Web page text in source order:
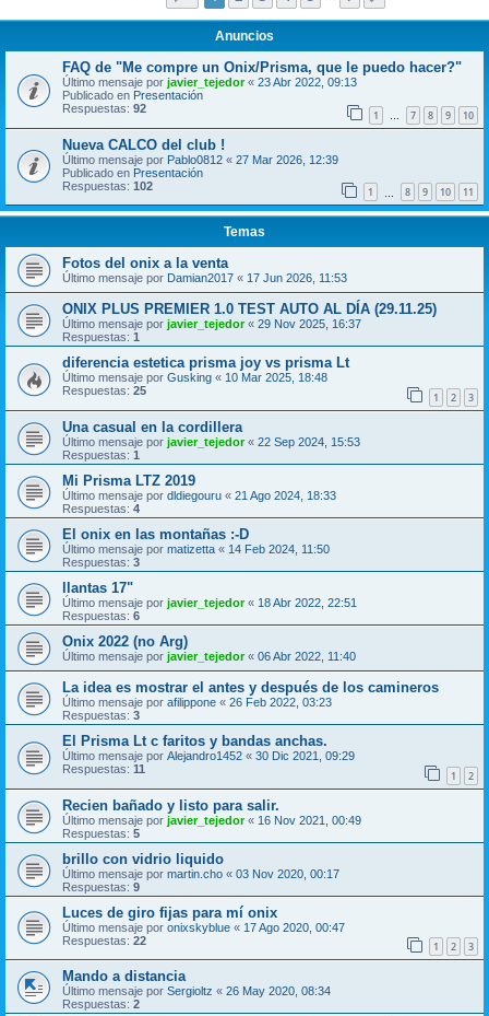
Anuncios
FAQ de "Me compre un Onix/Prisma, que le puedo hacer?"
Último mensaje por javier_tejedor« 23 Abr 2022, 09:13
Publicado en Presentación
Respuestas: 92 1 … 7 8 9 10
Nueva CALCO del club !
Último mensaje por Pablo0812 « 27 Mar 2026, 12:39
Publicado en Presentación
Respuestas: 102 1 8 9 10 11
Temas
Fotos del onix a la venta
Último mensaje por Damian2017 « 17 Jun 2026, 11:53
ONIX PLUS PREMIER 1.0 TEST AUTO AL DÍA (29.11.25)
Último mensaje por javier_tejedor« 29 Nov 2025, 16:37
Respuestas: 1
diferencia estetica prisma joy vs prisma Lt
Último mensaje por Gusking « 10 Mar 2025, 18:48
Respuestas: 25 1 2 3
Una casual en la cordillera
Último mensaje por javier_tejedor« 22 Sep 2024, 15:53
Respuestas: 1
Mi Prisma LTZ 2019
Último mensaje por dldiegouru « 21 Ago 2024, 18:33
Respuestas: 4
El onix en las montañas :-D
Último mensaje por matizetta « 14 Feb 2024, 11:50
Respuestas: 3
llantas 17"
Último mensaje por javier_tejedor« 18 Abr 2022, 22:51
Respuestas: 6
Onix 2022 (no Arg)
Último mensaje por javier_tejedor« 06 Abr 2022, 11:40
La idea es mostrar el antes y después de los camineros
Último mensaje por afilippone « 26 Feb 2022, 03:23
Respuestas: 3
El Prisma Lt c faritos y bandas anchas.
Último mensaje por Alejandro1452 « 30 Dic 2021, 09:29
Respuestas: 11 1 2
Recien bañado y listo para salir.
Último mensaje por javier_tejedor« 16 Nov 2021, 00:49
Respuestas: 5
brillo con vidrio liquido
Último mensaje por martin.cho « 03 Nov 2020, 00:17
Respuestas: 9
Luces de giro fijas para mí onix
Último mensaje por onixskyblue « 17 Ago 2020, 00:47
Respuestas: 22 1 2 3
Mando a distancia
Último mensaje por Sergioltz « 26 May 2020, 08:34
Respuestas: 2